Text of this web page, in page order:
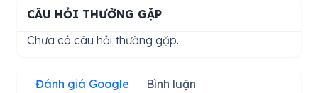
CÂU HỎI THƯỜNG GẶP
Chưa có câu hỏi thường gặp.
Đánh giá Google Bình luận